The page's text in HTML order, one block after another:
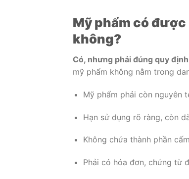
Mỹ phẩm có
không?
Có, nhưng phải đúng quy
mỹ phẩm không nằm trong
Mỹ phẩm phải còn nguyên
Hạn sử dụng rõ ràng, còn
Không chứa thành phần
Phải có hóa đơn, chứng từ